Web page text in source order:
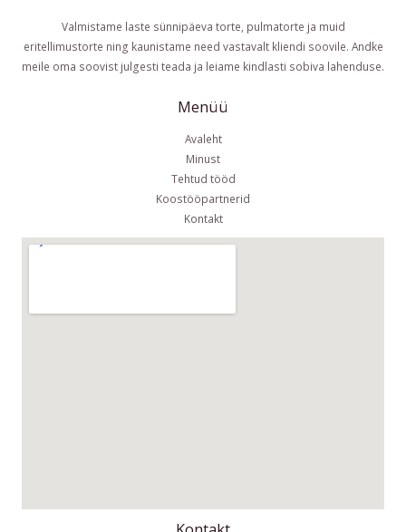
Valmistame laste sünnipäeva torte, pulmatorte ja muid
eritellimustorte ning kaunistame need vastavalt kliendi soovile. Andke
meile oma soovist julgesti teada ja leiame kindlasti sobiva lahenduse.
Menüü
Avaleht
Minust
Tehtud tööd
Koostööpartnerid
Kontakt